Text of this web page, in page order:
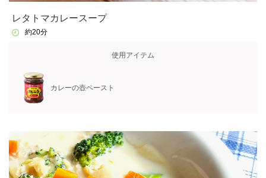
レタトマカレースープ
約20分
使用アイテム
カレーの壺ペースト